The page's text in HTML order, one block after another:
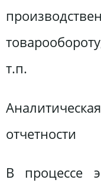
т.п.
отчетности
В процессе